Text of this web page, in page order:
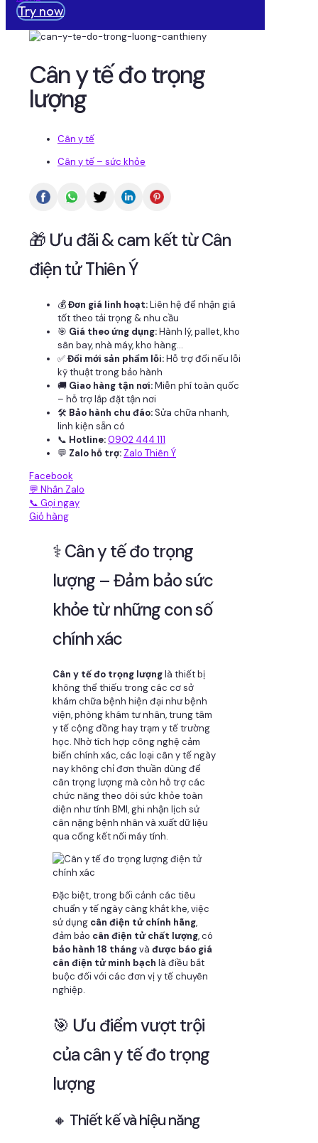
Try now
Cân y tế đo trọng
lượng
Cân y tế
Cân y tế – sức khỏe
🎁 Ưu đãi & cam kết từ Cân
điện tử Thiên Ý
💰Đơn giá linh hoạt:Liên hệ để nhận giá
tốt theo tải trọng & nhu cầu
🎯 Giá theo ứng dụng:Hành lý, pallet, kho
sân bay, nhà máy, kho hàng...
✅Đổi mới sản phẩm lỗi:Hỗ trợ đổi nếu lỗi
kỹ thuật trong bảo hành
🚚 Giao hàng tận nơi:Miễn phí toàn quốc
– hỗ trợ lắp đặt tận nơi
🛠 Bảo hành chu đáo:Sửa chữa nhanh,
linh kiện sẵn có
📞 Hotline:0902 444 111
💬 Zalo hỗ trợ: Zalo Thiên Ý
Facebook
💬 Nhắn Zalo
📞 Gọi ngay
Giỏ hàng
⚕️ Cân y tế đo trọng
lượng – Đảm bảo sức
khỏe từ những con số
chính xác
Cân y tế đo trọng lượnglà thiết bị
không thể thiếu trong các cơ sở
khám chữa bệnh hiện đại như bệnh
viện, phòng khám tư nhân, trung tâm
y tế cộng đồng hay trạm y tế trường
học. Nhờ tích hợp công nghệ cảm
biến chính xác, các loại cân y tế ngày
nay không chỉ đơn thuần dùng để
cân trọng lượng mà còn hỗ trợ các
chức năng theo dõi sức khỏe toàn
diện như tính BMI, ghi nhận lịch sử
cân nặng bệnh nhân và xuất dữ liệu
qua cổng kết nối máy tính.
Đặc biệt, trong bối cảnh các tiêu
chuẩn y tế ngày càng khắt khe, việc
sử dụng cân điện tử chính hãng,
đảm bảo cân điện tử chất lượng, có
bảo hành 18 thángvà được báo giá
cân điện tử minh bạch là điều bắt
buộc đối với các đơn vị y tế chuyên
nghiệp.
🎯 Ưu điểm vượt trội
của cân y tế đo trọng
lượng
🔸 Thiết kế và hiệu năng